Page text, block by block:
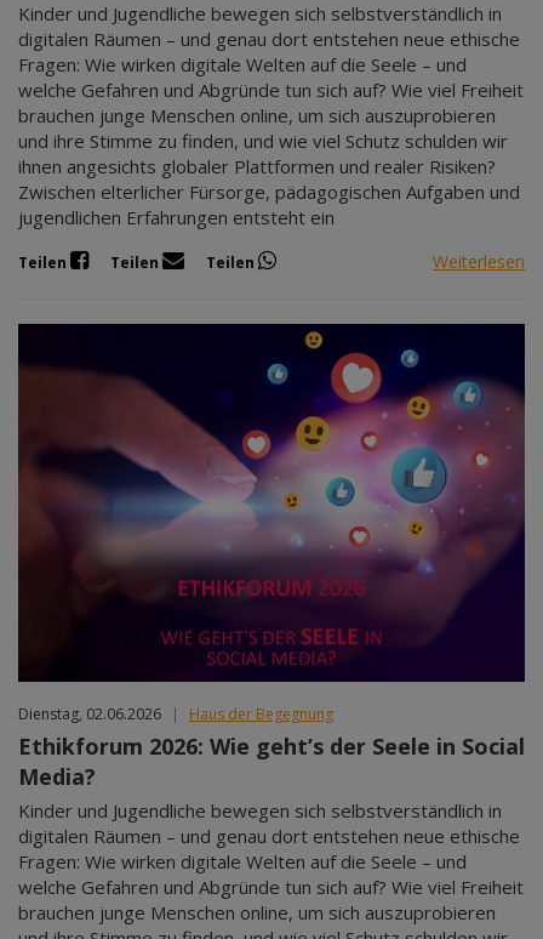
Kinder und Jugendliche bewegen sich selbstverständlich in
digitalen Räumen – und genau dort entstehen neue ethische
Fragen: Wie wirken digitale Welten auf die Seele – und
welche Gefahren und Abgründe tun sich auf? Wie viel Freiheit
brauchen junge Menschen online, um sich auszuprobieren
und ihre Stimme zu finden, und wie viel Schutz schulden wir
ihnen angesichts globaler Plattformen und realer Risiken?
Zwischen elterlicher Fürsorge, pädagogischen Aufgaben und
jugendlichen Erfahrungen entsteht ein
Teilen Teilen Teilen Weiterlesen
Dienstag, 02.06.2026 | Haus der Begegnung
Ethikforum 2026: Wie geht’s der Seele in Social
Media?
Kinder und Jugendliche bewegen sich selbstverständlich in
digitalen Räumen – und genau dort entstehen neue ethische
Fragen: Wie wirken digitale Welten auf die Seele – und
welche Gefahren und Abgründe tun sich auf? Wie viel Freiheit
brauchen junge Menschen online, um sich auszuprobieren